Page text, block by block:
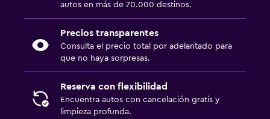
autos en más de 70.000 destinos.
Precios transparentes
Consulta el precio total por adelantado para
que no haya sorpresas.
Reserva con flexibilidad
Encuentra autos con cancelación gratis y
limpieza profunda.